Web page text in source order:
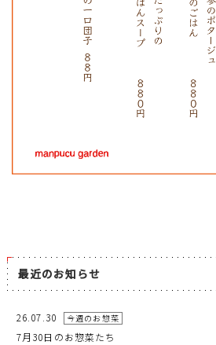
最近のお知らせ
26.07.30 今週のお惣菜
7月30日のお惣菜たち